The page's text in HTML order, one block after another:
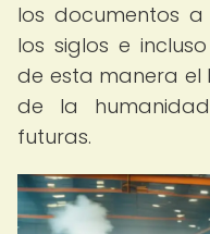
los documentos
los siglos e
de esta manera el
de la
futuras.